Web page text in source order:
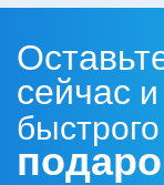
сейчас